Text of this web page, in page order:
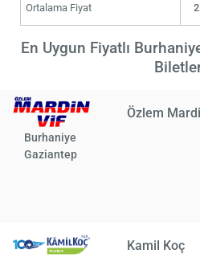
Ortalama Fiyat
En Uygun Fiyatlı
Özlem
Burhaniye
Gaziantep
Kamil Koç